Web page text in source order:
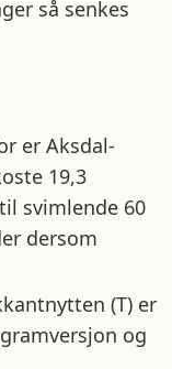
så senkes
er Aksdal-
19,3
svimlende 60
dersom
(T) er
og